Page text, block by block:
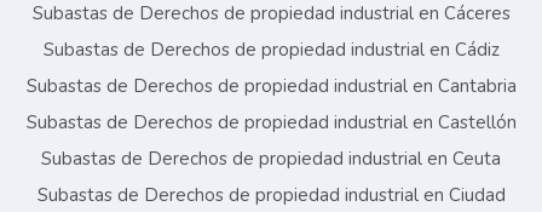
Subastas de Derechos de propiedad industrial en Cáceres
Subastas de Derechos de propiedad industrial en Cádiz
Subastas de Derechos de propiedad industrial en Cantabria
Subastas de Derechos de propiedad industrial en Castellón
Subastas de Derechos de propiedad industrial en Ceuta
Subastas de Derechos de propiedad industrial en Ciudad